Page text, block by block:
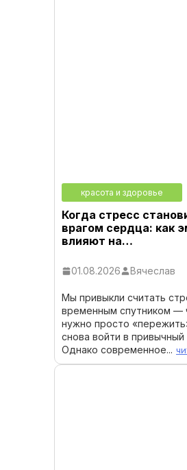
красота и здоровье
Когда стресс
врагом сердца: как
влияют на…
01.08.2026 Вячеслав
Мы привыкли считать
временным спутником —
нужно просто
снова войти в привычный
Однако современное...